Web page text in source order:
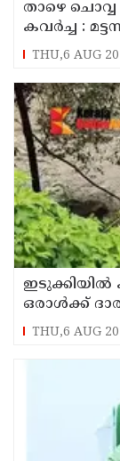
താഴെ ചൊവ്വ
കവർച്ച :
പ്രതികൾ
THU,6 AUG
ഇടുക്കിയിൽ
ഒരാൾക്ക്
THU,6 AUG